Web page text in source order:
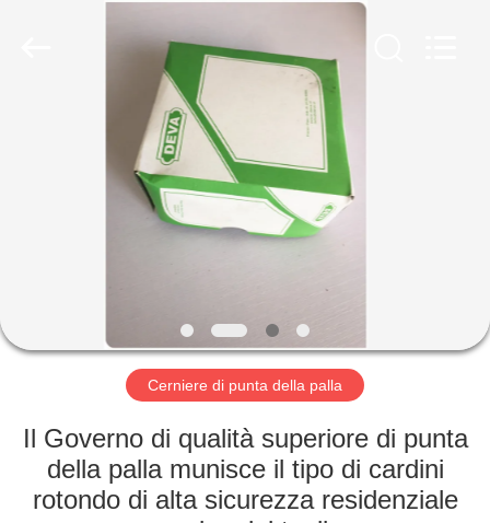
PRODOTTI
CIRCA
NOI
GIRO
DELLA
FABBRICA
Cerniere di punta della palla
Il Governo di qualità superiore di punta
della palla munisce il tipo di cardini
rotondo di alta sicurezza residenziale